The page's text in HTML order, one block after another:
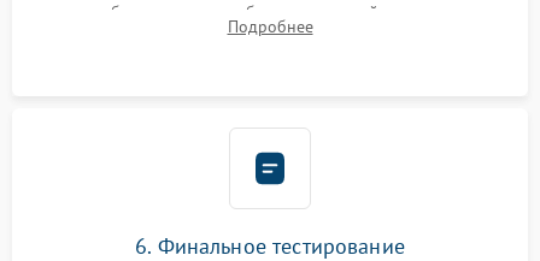
калибровки констант батареи, настройки порогов
срабатывания AVR и сброса счетчиков старения АКБ.
Подробнее
6. Финальное тестирование